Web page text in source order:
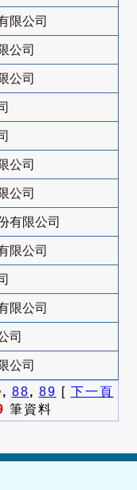
限公司
公司
公司
公司
公司
有限公司
限公司
限公司
司
公司
88, 89 [ 下一頁
筆資料